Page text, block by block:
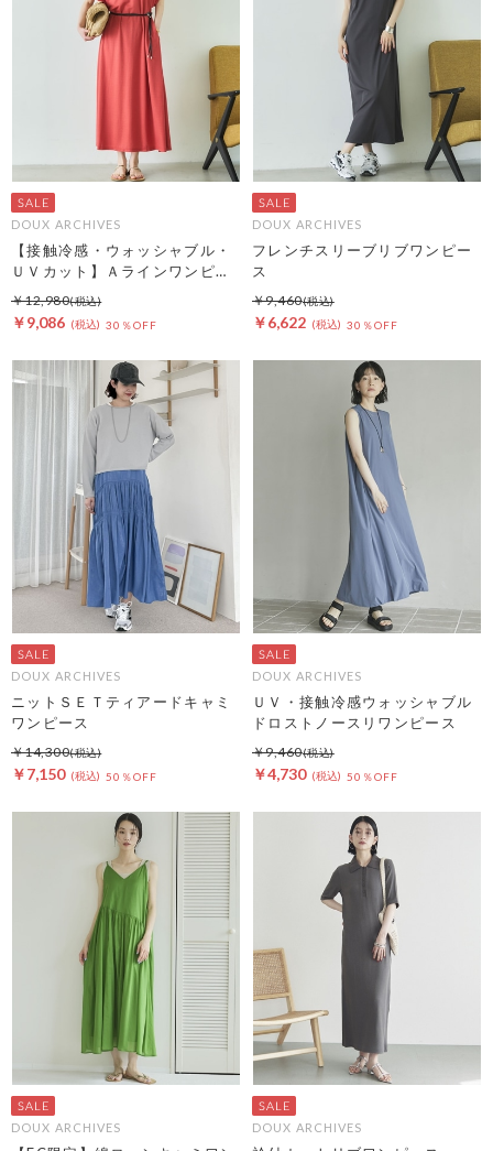
DOUX ARCHIVES
【接触冷感・ウォッシャブル・
ＵＶカット】Ａラインワンピー
ス
￥9,086 30％OFF
￥12,980
DOUX ARCHIVES
フレンチスリーブリブワンピー
ス
￥6,622 30％OFF
￥9,460
DOUX ARCHIVES
ニットＳＥＴティアードキャミ
ワンピース
￥7,150 50％OFF
￥14,300
DOUX ARCHIVES
ＵＶ・接触冷感ウォッシャブル
ドロストノースリワンピース
￥4,730 50％OFF
￥9,460
DOUX ARCHIVES DOUX ARCHIVES